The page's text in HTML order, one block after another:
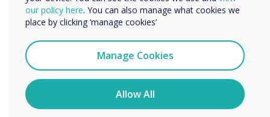
shluky, můžete u všech
zobrazit stav místnosti
our policy here. You can also manage what cookies we
place by clicking ‘manage cookies’
Manage Cookies
Allow All
Rádi bychom vás kontaktovali ohledně našich produktů a
služeb e-mailem, telefonicky nebo poštou.
Souhlasím se zasíláním zpráv od společnosti
Informace o tom, jak shromažďujeme a používáme vaše
osobní údaje, najdete v našich zásadách ochrany
osobních údajů.